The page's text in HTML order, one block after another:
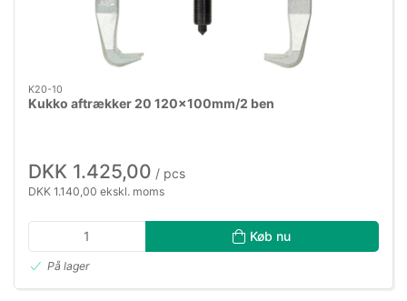
K20-10
Kukko aftrækker 20 120×100mm/2 ben
DKK 1.425,00 / pcs
DKK 1.140,00 ekskl. moms
Køb nu
På lager